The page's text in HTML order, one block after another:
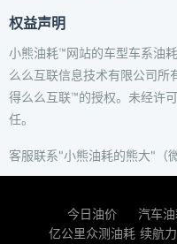
权益声明
小熊油耗™网站的车型车系油
么么互联信息技术有限公司所
得么么互联™的授权。未经许
任。
客服联系"小熊油耗的熊大"（
今日油价 汽车
亿公里众测油耗 续航